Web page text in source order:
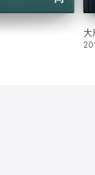
大